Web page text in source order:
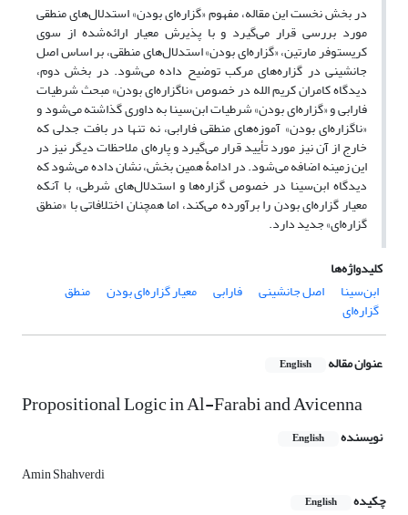
در بخش نخست این مقاله، مفهوم «گزاره‌ای بودن» استدلال‌های منطقی
مورد بررسی قرار می‌گیرد و با پذیرش معیار ارائه‌شده از سوی
کریستوفر مارتین، «گزاره‌ای بودن» استدلال‌های منطقی، بر اساس اصل
جانشینی در گزاره‌های مرکب توضیح داده می‌شود. در بخش دوم،
دیدگاه کامران کریم الله در خصوص «ناگزاره‌ای بودن» مبحث شرطیات
فارابی و «گزاره‌ای بودن» شرطیات ابن‌سینا به داوری گذاشته می‌شود و
«ناگزاره‌ای بودن» آموزه‌های منطقی فارابی، نه تنها در بافت جدلی که
خارج از آن نیز مورد تأیید قرار می‌گیرد و پاره‌ای ملاحظات دیگر نیز در
این زمینه اضافه می‌شود. در ادامۀ همین بخش، نشان داده می‌شود که
دیدگاه ابن‌سینا در خصوص گزاره‌ها و استدلال‌های شرطی، با آنکه
معیار گزاره‌ای بودن را برآورده می‌کند، اما همچنان اختلافاتی با «منطق
گزاره‌ای» جدید دارد.
کلیدواژه‌ها
ابن‌سینا
اصل جانشینی فارابی معیار گزاره‌ای بودن منطق
گزاره‌ای
عنوان مقاله English
Propositional Logic in Al-Farabi and Avicenna
نویسنده English
Amin Shahverdi
چکیده
English